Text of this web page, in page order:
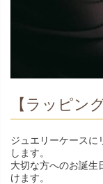
【ラッピン
ジュエリーケースに
します。
大切な方へのお誕生
けます。